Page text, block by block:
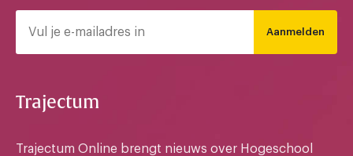
Aanmelden
Trajectum
Trajectum Online brengt nieuws over Hogeschool